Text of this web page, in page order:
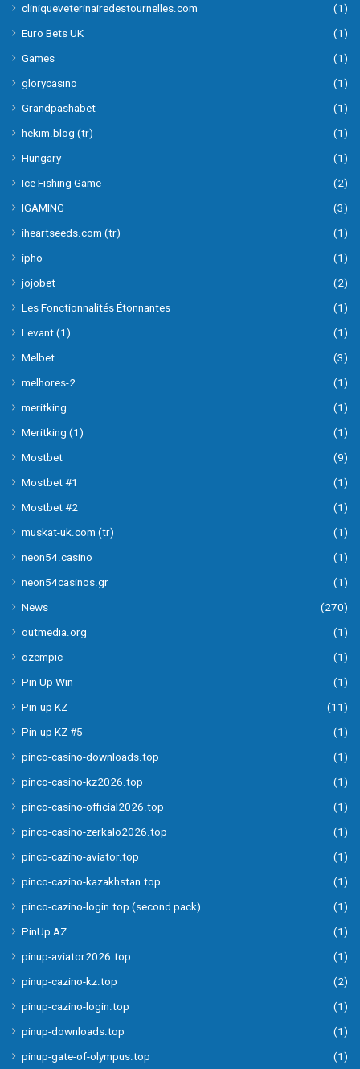
cliniqueveterinairedestournelles.com
(1)
Euro Bets UK
(1)
Games
(1)
glorycasino
(1)
Grandpashabet
(1)
hekim.blog (tr)
(1)
Hungary
(1)
Ice Fishing Game
(2)
IGAMING
(3)
iheartseeds.com (tr)
(1)
ipho
(1)
jojobet
(2)
Les Fonctionnalités Étonnantes
(1)
Levant (1)
(1)
Melbet
(3)
melhores-2
(1)
meritking
(1)
Meritking (1)
(1)
Mostbet
(9)
Mostbet #1
(1)
Mostbet #2
(1)
muskat-uk.com (tr)
(1)
neon54.casino
(1)
neon54casinos.gr
(1)
News
(270)
outmedia.org
(1)
ozempic
(1)
Pin Up Win
(1)
Pin-up KZ
(11)
Pin-up KZ #5
(1)
pinco-casino-downloads.top
(1)
pinco-casino-kz2026.top
(1)
pinco-casino-official2026.top
(1)
pinco-casino-zerkalo2026.top
(1)
pinco-cazino-aviator.top
(1)
pinco-cazino-kazakhstan.top
(1)
pinco-cazino-login.top (second pack)
(1)
PinUp AZ
(1)
pinup-aviator2026.top
(1)
pinup-cazino-kz.top
(2)
pinup-cazino-login.top
(1)
pinup-downloads.top
(1)
pinup-gate-of-olympus.top
(1)